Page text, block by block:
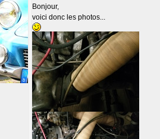
Bonjour,
voici donc les photos...